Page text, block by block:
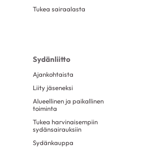
Tukea sairaalasta
Sydänliitto
Ajankohtaista
Liity jäseneksi
Alueellinen ja paikallinen
toiminta
Tukea harvinaisempiin
sydänsairauksiin
Sydänkauppa